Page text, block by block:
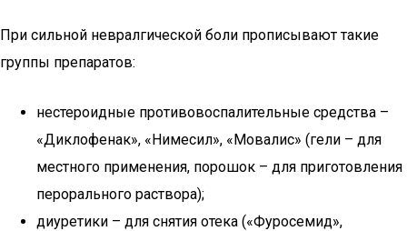
При сильной невралгической боли прописывают такие
группы препаратов:
нестероидные противовоспалительные средства –
«Диклофенак», «Нимесил», «Мовалис» (гели – для
местного применения, порошок – для приготовления
перорального раствора);
диуретики – для снятия отека («Фуросемид»,